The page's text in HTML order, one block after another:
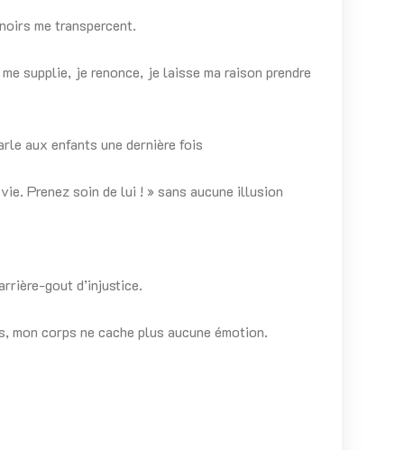
me transpercent.
supplie, je renonce, je laisse ma raison prendre
aux enfants une dernière fois
Prenez soin de lui ! » sans aucune illusion
gout d’injustice.
mon corps ne cache plus aucune émotion.